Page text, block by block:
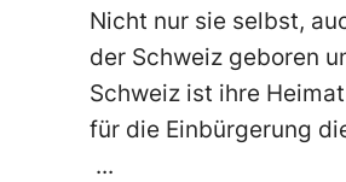
Nicht nur sie selbst,
der Schweiz geboren
Schweiz ist ihre
für die Einbürgerung